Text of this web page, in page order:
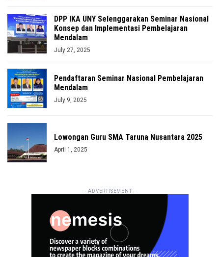
DPP IKA UNY Selenggarakan Seminar Nasional
Konsep dan Implementasi Pembelajaran
Mendalam
July 27, 2025
Pendaftaran Seminar Nasional Pembelajaran
Mendalam
July 9, 2025
Lowongan Guru SMA Taruna Nusantara 2025
April 1, 2025
- ADVERTISEMENT -